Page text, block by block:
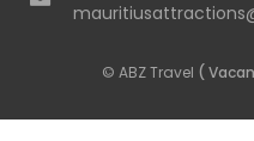
© ABZ Travel (